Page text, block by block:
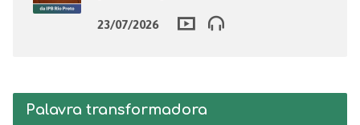
23/07/2026
Palavra transformadora